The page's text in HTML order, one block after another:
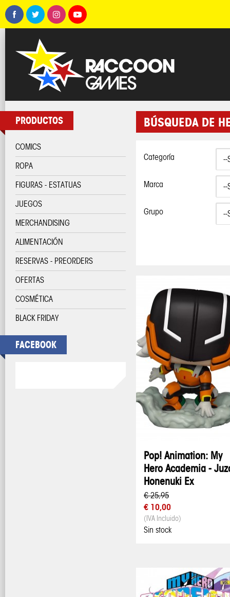
PRODUCTOS
COMICS
ROPA
FIGURAS - ESTATUAS
JUEGOS
MERCHANDISING
ALIMENTACIÓN
RESERVAS - PREORDERS
OFERTAS
COSMÉTICA
BLACK FRIDAY
FACEBOOK
BÚSQUEDA DE
Categoría
Marca
Grupo
Pop! Animation: My
Hero Academia -
Honenuki Ex
€ 25,95
€ 10,00
(IVA Incluido)
Sin stock